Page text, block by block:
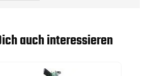
auch interessieren